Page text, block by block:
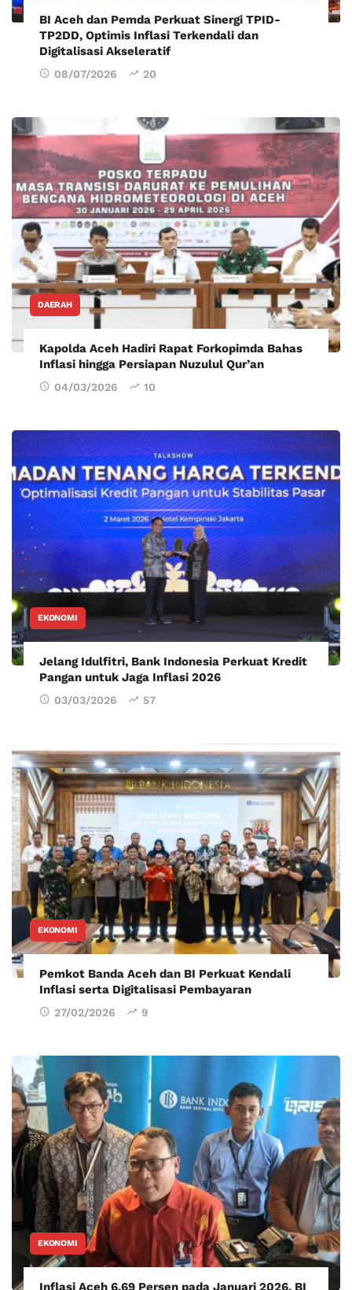
BI Aceh dan Pemda Perkuat Sinergi TPID-
TP2DD, Optimis Inflasi Terkendali dan
Digitalisasi Akseleratif
08/07/2026 20
DAERAH
Kapolda Aceh Hadiri Rapat Forkopimda Bahas
Inflasi hingga Persiapan Nuzulul Qur’an
04/03/2026 10
EKONOMI
Jelang Idulfitri, Bank Indonesia Perkuat Kredit
Pangan untuk Jaga Inflasi 2026
03/03/2026 57
EKONOMI
Pemkot Banda Aceh dan BI Perkuat Kendali
Inflasi serta Digitalisasi Pembayaran
27/02/2026 9
EKONOMI
Inflasi Aceh 6,69 Persen pada Januari 2026, BI